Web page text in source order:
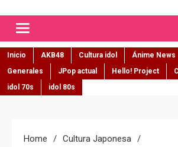
Inicio AKB48 Cultura idol Ánime News
Generales
JPop actual Hello! Project
idol 70s
idol 80s
Home
Cultura Japonesa